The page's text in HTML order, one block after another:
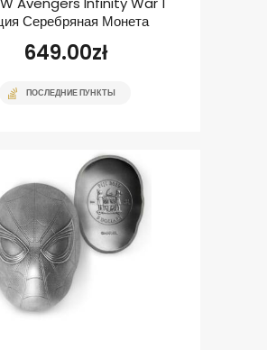
Серебряная Монета
649.00zł
ПОСЛЕДНИЕ ПУНКТЫ